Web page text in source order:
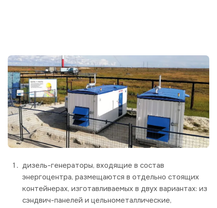
дизель-генераторы, входящие в состав
энергоцентра, размещаются в отдельно стоящих
контейнерах, изготавливаемых в двух вариантах: из
сэндвич-панелей и цельнометаллические,